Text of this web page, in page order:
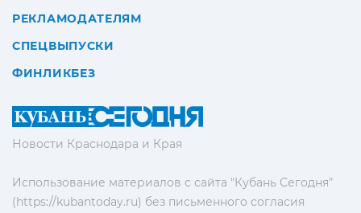
Новости Краснодара и Края
Использование материалов с сайта "Кубань Сегодня"
(https://kubantoday.ru) без письменного согласия
РЕКЛАМОДАТЕЛЯМ
СПЕЦВЫПУСКИ
ФИНЛИКБЕЗ